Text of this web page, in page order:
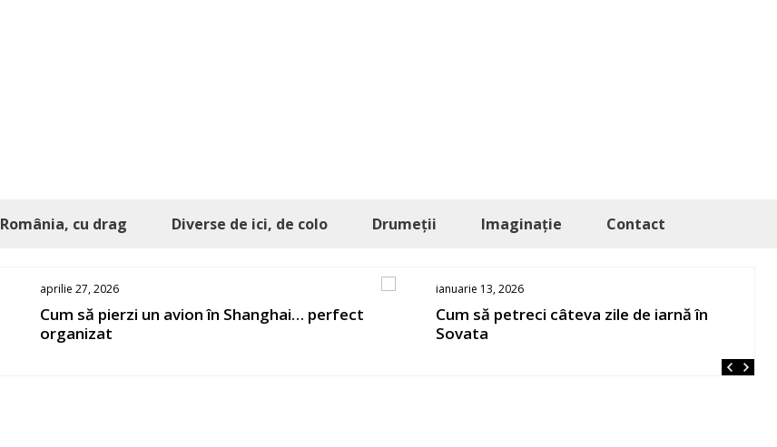
România, cu drag Diverse de ici, de colo Drumeții Imaginație Contact
aprilie 27, 2026
Cum să pierzi un avion în Shanghai… perfect
organizat
ianuarie 13, 2026
Cum să petreci câteva zile de iarnă în
Sovata